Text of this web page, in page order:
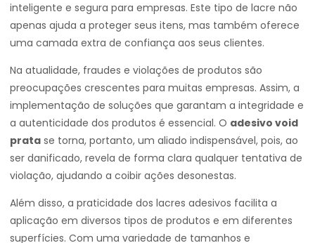
inteligente e segura para empresas. Este tipo de lacre não
apenas ajuda a proteger seus itens, mas também oferece
uma camada extra de confiança aos seus clientes.
Na atualidade, fraudes e violações de produtos são
preocupações crescentes para muitas empresas. Assim, a
implementação de soluções que garantam a integridade e
a autenticidade dos produtos é essencial. O adesivo void
prata se torna, portanto, um aliado indispensável, pois, ao
ser danificado, revela de forma clara qualquer tentativa de
violação, ajudando a coibir ações desonestas.
Além disso, a praticidade dos lacres adesivos facilita a
aplicação em diversos tipos de produtos e em diferentes
superfícies. Com uma variedade de tamanhos e